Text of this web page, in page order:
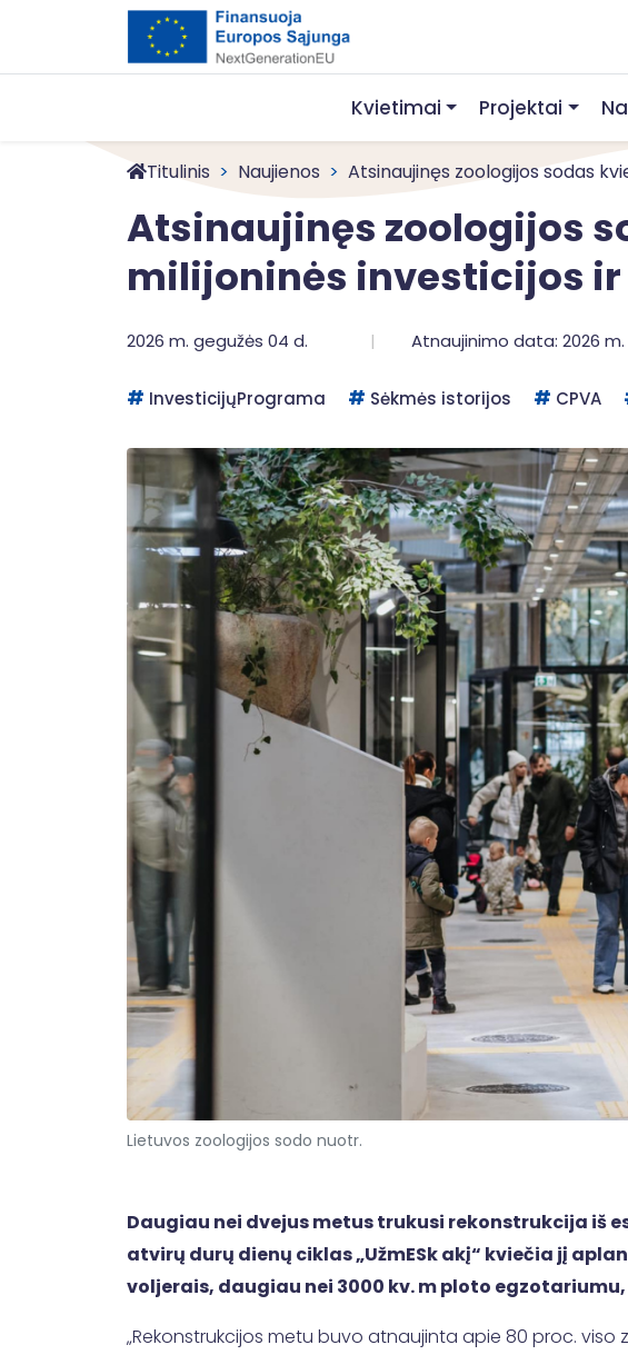
Kvietimai Projektai
Titulinis Naujienos Atsinaujinęs zoologijos sodas
Atsinaujinęs zoologijos
milijoninės investicijos
2026 m. gegužės 04 d. Atnaujinimo data: 2026 m.
InvesticijųPrograma Sėkmės istorijos CPVA
Lietuvos zoologijos sodo nuotr.
Daugiau nei dvejus metus trukusi rekonstrukcija iš
atvirų durų dienų ciklas „UžmESk akį“ kviečia jį
voljerais, daugiau nei 3000 kv. m ploto
„Rekonstrukcijos metu buvo atnaujinta apie 80 proc.